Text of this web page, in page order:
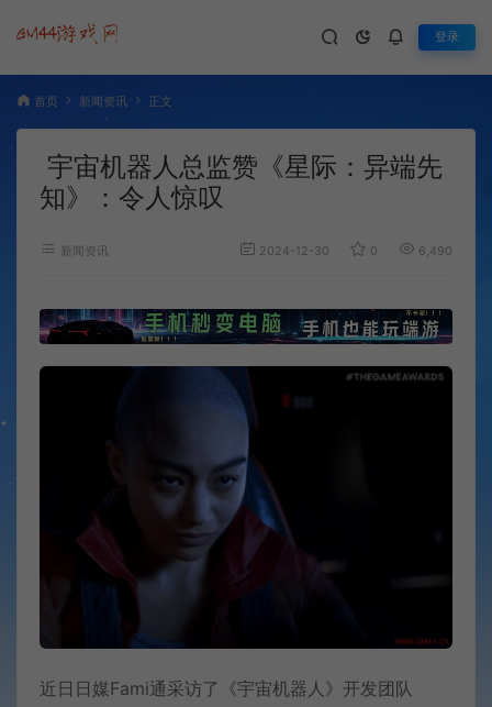
登录
首页 新闻资讯 正文
宇宙机器人总监赞《星际：异端先
知》：令人惊叹
新闻资讯 2024-12-30 0 6,490
近日日媒Fami通采访了《宇宙机器人》开发团队